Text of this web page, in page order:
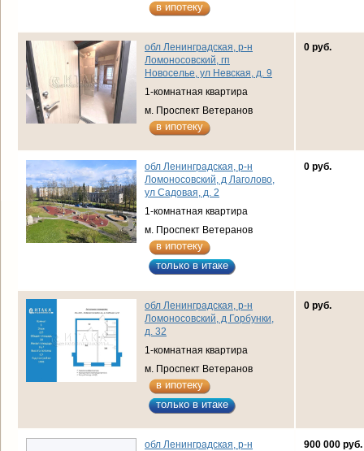
в ипотеку
обл Ленинградская, р-н
Ломоносовский, гп
Новоселье, ул Невская, д. 9
1-комнатная квартира
м. Проспект Ветеранов
в ипотеку
0 руб.
обл Ленинградская, р-н
Ломоносовский, д Лаголово,
ул Садовая, д. 2
1-комнатная квартира
м. Проспект Ветеранов
в ипотеку
только в итаке
0 руб.
обл Ленинградская, р-н
Ломоносовский, д Горбунки,
д. 32
1-комнатная квартира
м. Проспект Ветеранов
в ипотеку
только в итаке
0 руб.
обл Ленинградская, р-н
900 000 руб.